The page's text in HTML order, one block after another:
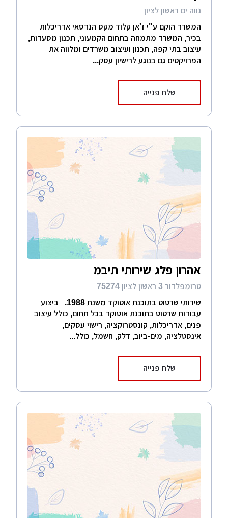
נווה ים ראשון לציון
המשרד הוקם ע"י ז'אן קלוד מקס הנדסאי אדריכלות
בכיר, המשרד מתמחה בתחום הקמעוני, תכנון מסעדות,
עיצוב בתי קפה, תכנון ועיצוב משרדים ומלווה את
הפרויקטים גם בנוגע לרישיון עסק...
שלח פנייה
אהרון פלג שירותי תיבמ
טרומפלדור 3 ראשון לציון 75274
שירותי שרטוט בתוכנת אוטוקד משנת 1988. ביצוע
עבודות שרטוט בתוכנת אוטוקד בכל תחום, כולל עיצוב
פנים, אדריכלות, קונסטרוקציה, רישוי עסקים,
אינסטלציה, מים-ביוב, דלק, חשמל, כולל...
שלח פנייה